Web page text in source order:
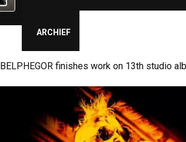
ARCHIEF
BELPHEGOR finishes work on 13th studio